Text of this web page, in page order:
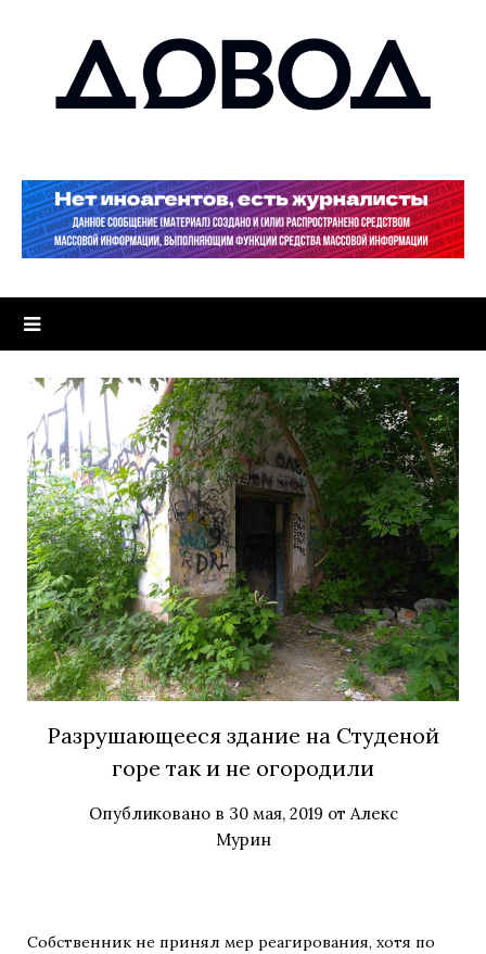
Разрушающееся здание на Студеной
горе так и не огородили
Опубликовано в 30 мая, 2019 от Алекс
Мурин
Собственник не принял мер реагирования, хотя по